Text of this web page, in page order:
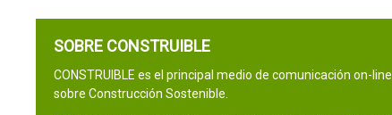
SOBRE CONSTRUIBLE
CONSTRUIBLE es el principal medio de comunicación on-line
sobre Construcción Sostenible.